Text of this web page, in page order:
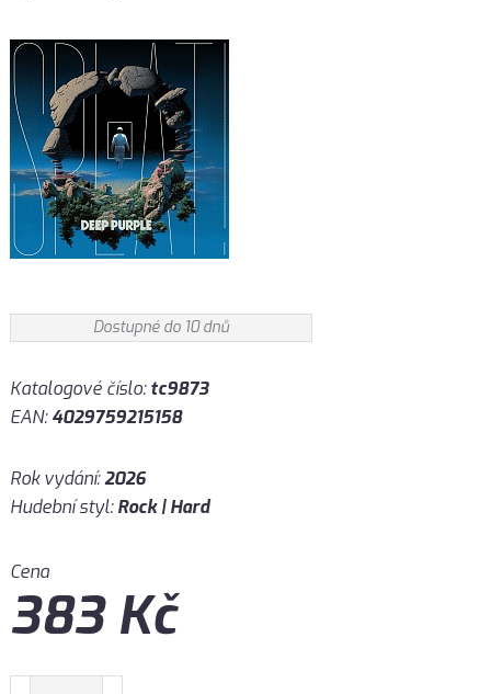
Dostupné do 10 dnů
Katalogové číslo:tc9873
EAN:4029759215158
Rok vydání:2026
Hudební styl:Rock | Hard
Cena
383Kč